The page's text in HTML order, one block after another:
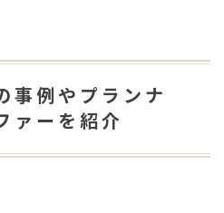
事例やプランナ
ァーを紹介